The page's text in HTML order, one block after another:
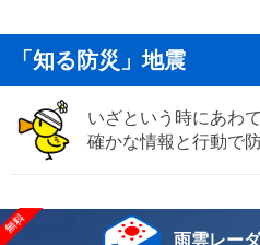
「知る防災」地震
いざという時にあわ
確かな情報と行動で
雨雲レー